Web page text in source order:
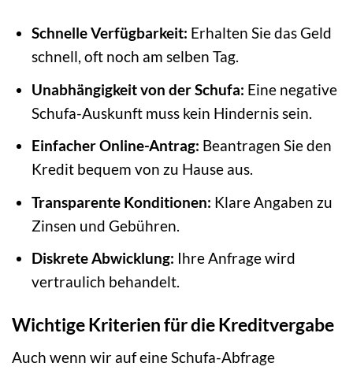
Schnelle Verfügbarkeit: Erhalten Sie das Geld
schnell, oft noch am selben Tag.
Unabhängigkeit von der Schufa: Eine negative
Schufa-Auskunft muss kein Hindernis sein.
Einfacher Online-Antrag: Beantragen Sie den
Kredit bequem von zu Hause aus.
Transparente Konditionen: Klare Angaben zu
Zinsen und Gebühren.
Diskrete Abwicklung: Ihre Anfrage wird
vertraulich behandelt.
Wichtige Kriterien für die Kreditvergabe
Auch wenn wir auf eine Schufa-Abfrage